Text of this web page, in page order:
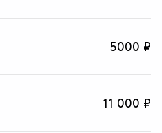
5000 ₽
11 000 ₽